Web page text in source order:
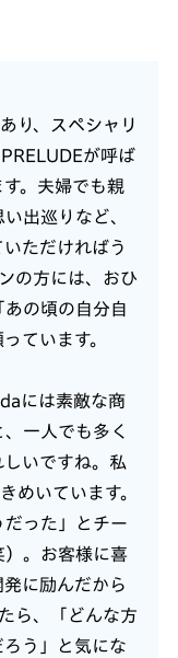
り、スペシャリ
が呼ば
。夫婦でも親
出巡りなど、
ただければう
の方には、おひ
の頃の自分自
ています。
には素敵な商
一人でも多く
いですね。私
めいています。
った」とチー
）。お客様に喜
に励んだから
ら、「どんな方
う」と気にな